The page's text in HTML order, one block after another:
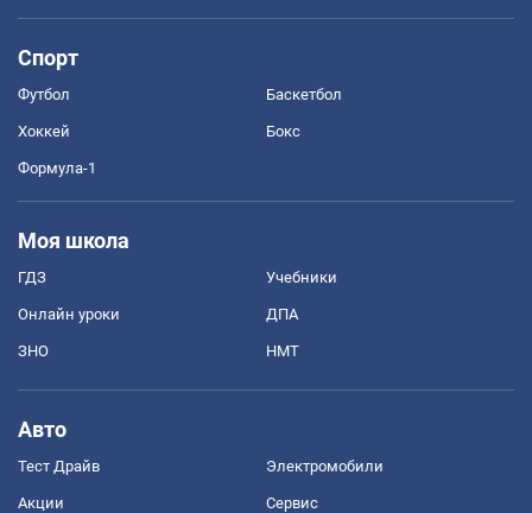
Спорт
Футбол Баскетбол
Хоккей Бокс
Формула-1
Моя школа
ГДЗ Учебники
Онлайн уроки ДПА
ЗНО НМТ
Авто
Тест Драйв Электромобили
Акции Сервис